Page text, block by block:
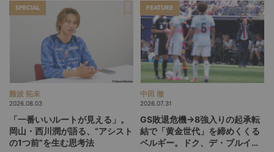
SPECIAL
難波 拓未
2026.08.03
「一番いいルートが見える」。
岡山・西川潤が語る、“アシスト
の1つ前”を生む思考法
FEATURE
中田 徹
2026.07.31
GS敗退危機→8強入りの起承転
結で「黄金世代」を締めくくる
ベルギー。ドク、デ・ブルイネ